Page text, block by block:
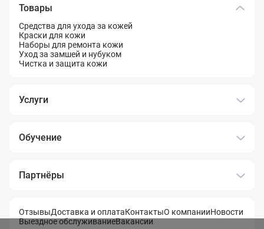
Товары
Средства для ухода за кожей
Краски для кожи
Наборы для ремонта кожи
Уход за замшей и нубуком
Чистка и защита кожи
Услуги
Обучение
Партнёры
ОтзывыДоставка и оплатаКонтактыО компанииНовости
Выездное обслуживаниеВакансии